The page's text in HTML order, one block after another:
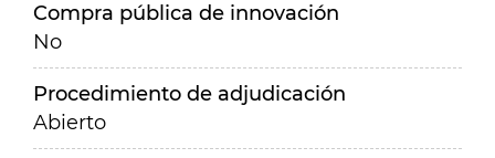
Compra pública de innovación
No
Procedimiento de adjudicación
Abierto